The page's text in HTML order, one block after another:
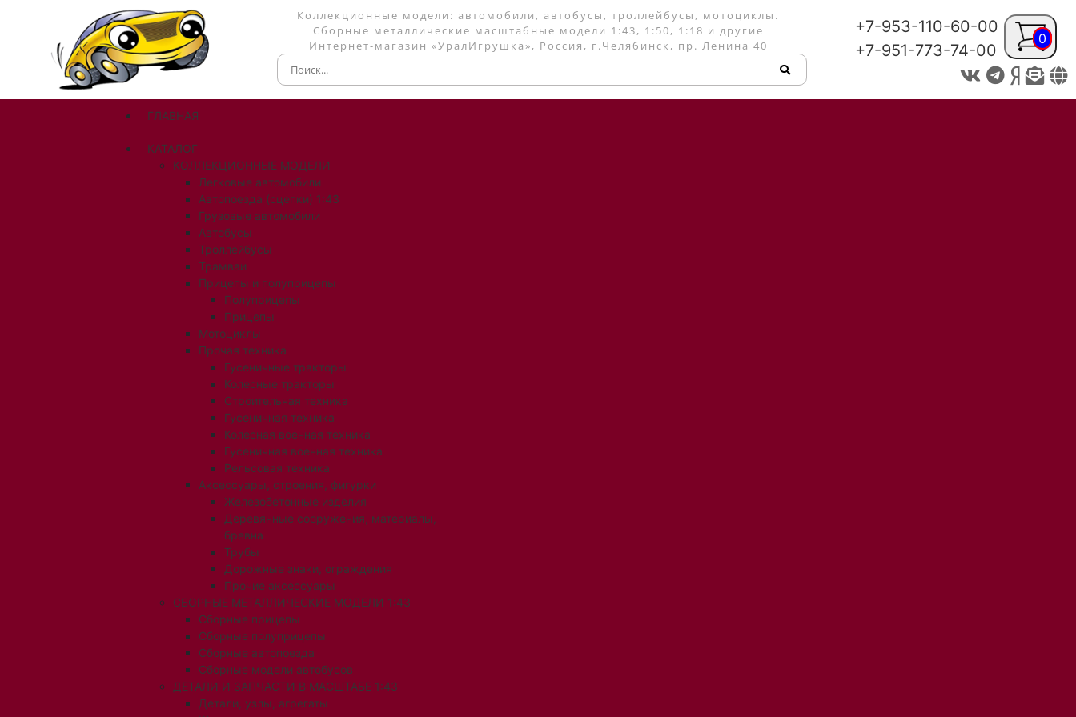
Коллекционные модели: автомобили, автобусы, троллейбусы, мотоциклы.
Сборные металлические масштабные модели 1:43, 1:50, 1:18 и другие
Интернет-магазин «УралИгрушка», Россия, г.Челябинск, пр. Ленина 40
+7-953-110-60-00
+7-951-773-74-00
ГЛАВНАЯ
КАТАЛОГ
КОЛЛЕКЦИОННЫЕ МОДЕЛИ
Легковые автомобили
Автопоезда (сцепки) 1:43
Грузовые автомобили
Автобусы
Троллейбусы
Трамваи
Прицепы и полуприцепы
Полуприцепы
Прицепы
Мотоциклы
Прочая техника
Гусеничные тракторы
Колесные тракторы
Строительная техника
Гусеничная техника
Колесная военная техника
Гусеничная военная техника
Рельсовая техника
Аксессуары, строения, фигурки
Железобетонные изделия
Деревянные сооружения, материалы,
бревна
Трубы
Дорожные знаки, ограждения
Прочие аксессуары
СБОРНЫЕ МЕТАЛЛИЧЕСКИЕ МОДЕЛИ 1:43
Сборные прицепы
Сборные полуприцепы
Сборные автопоезда
Сборные модели автобусов
ДЕТАЛИ И ЗАПЧАСТИ В МАСШТАБЕ 1:43
Детали, узлы, агрегаты
0